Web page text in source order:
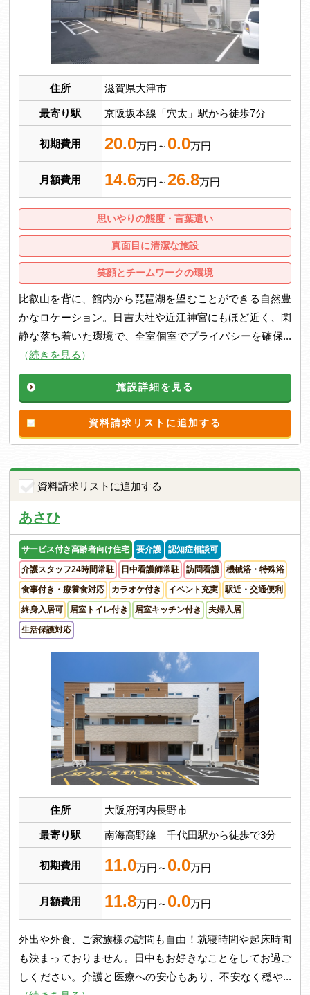
住所 滋賀県大津市
最寄り駅 京阪坂本線「穴太」駅から徒歩7分
初期費用 20.0万円～ 0.0万円
月額費用 14.6万円～26.8万円
思いやりの態度・言葉遣い
真面目に清潔な施設
笑顔とチームワークの環境
比叡山を背に、館内から琵琶湖を望むことができる自然豊
かなロケーション。日吉大社や近江神宮にもほど近く、閑
静な落ち着いた環境で、全室個室でプライバシーを確保...
（続きを見る ）
施設詳細を見る
資料請求リストに追加する
資料請求リストに追加する
あさひ
サービス付き高齢者向け住宅 要介護 認知症相談可
介護スタッフ24時間常駐 日中看護師常駐 訪問看護 機械浴・特殊浴
食事付き・療養食対応 カラオケ付き イベント充実 駅近・交通便利
終身入居可 居室トイレ付き 居室キッチン付き 夫婦入居
生活保護対応
住所 大阪府河内長野市
最寄り駅 南海高野線 千代田駅から徒歩で3分
初期費用 11.0万円～ 0.0万円
月額費用 11.8万円～ 0.0万円
外出や外食、ご家族様の訪問も自由！就寝時間や起床時間
も決まっておりません。日中もお好きなことをしてお過ご
しください。介護と医療への安心もあり、不安なく穏や...